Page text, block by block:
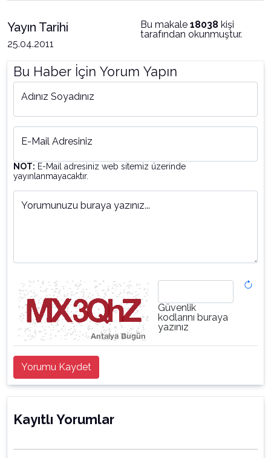
Yayın Tarihi
25.04.2011
Bu makale 18038 kişi
tarafından okunmuştur.
Bu Haber İçin Yorum Yapın
Adınız Soyadınız
E-Mail Adresiniz
NOT: E-Mail adresiniz web sitemiz üzerinde
yayınlanmayacaktır.
Yorumunuzu buraya yazınız...
Güvenlik
kodlarını buraya
yazınız
Yorumu Kaydet
Kayıtlı Yorumlar